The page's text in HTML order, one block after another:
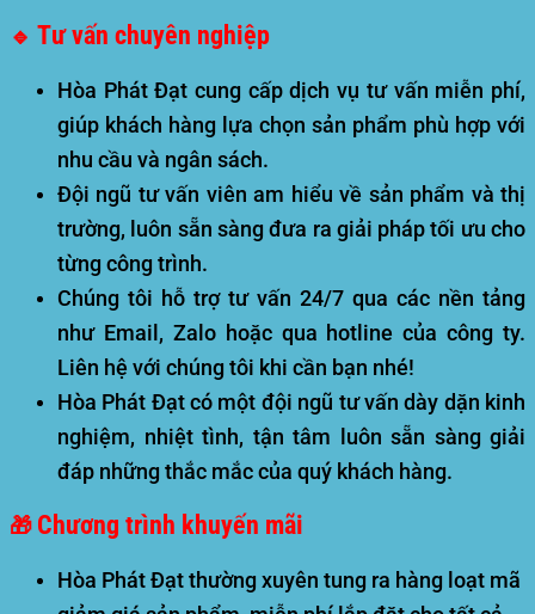
🔹 Tư vấn chuyên nghiệp
Hòa Phát Đạt cung cấp dịch vụ tư vấn miễn phí,
giúp khách hàng lựa chọn sản phẩm phù hợp với
nhu cầu và ngân sách.
Đội ngũ tư vấn viên am hiểu về sản phẩm và thị
trường, luôn sẵn sàng đưa ra giải pháp tối ưu cho
từng công trình.
Chúng tôi hỗ trợ tư vấn 24/7 qua các nền tảng
như Email, Zalo hoặc qua hotline của công ty.
Liên hệ với chúng tôi khi cần bạn nhé!
Hòa Phát Đạt có một đội ngũ tư vấn dày dặn kinh
nghiệm, nhiệt tình, tận tâm luôn sẵn sàng giải
đáp những thắc mắc của quý khách hàng.
🎁 Chương trình khuyến mãi
Hòa Phát Đạt thường xuyên tung ra hàng loạt mã